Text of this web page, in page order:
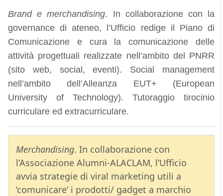
Brand e merchandising. In collaborazione con la
governance di ateneo, l’Ufficio redige il Piano di
Comunicazione e cura la comunicazione delle
attività progettuali realizzate nell’ambito del PNRR
(sito web, social, eventi). Social management
nell’ambito dell’Alleanza EUT+ (European
University of Technology). Tutoraggio tirocinio
curriculare ed extracurriculare.
Merchandising. In collaborazione con
l’Associazione Alumni-ALACLAM, l’Ufficio
avvia strategie di viral marketing utili a
‘comunicare’ i prodotti/ gadget a marchio